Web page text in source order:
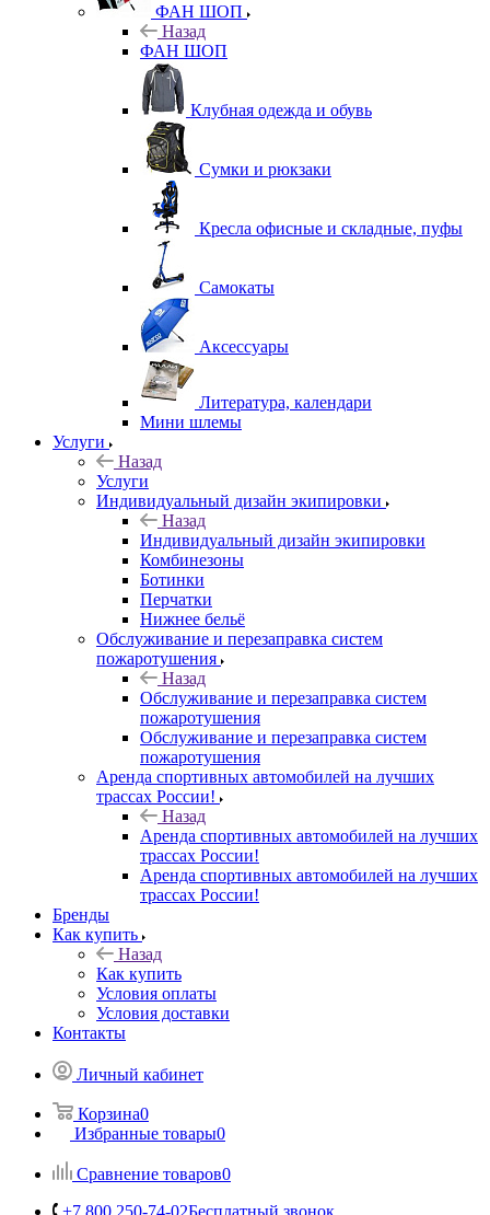
ФАН ШОП
Назад
ФАН ШОП
Клубная одежда и обувь
Сумки и рюкзаки
Кресла офисные и складные, пуфы
Самокаты
Аксессуары
Литература, календари
Мини шлемы
Услуги
Назад
Услуги
Индивидуальный дизайн экипировки
Назад
Индивидуальный дизайн экипировки
Комбинезоны
Ботинки
Перчатки
Нижнее бельё
Обслуживание и перезаправка систем
пожаротушения
Назад
Обслуживание и перезаправка систем
пожаротушения
Обслуживание и перезаправка систем
пожаротушения
Аренда спортивных автомобилей на лучших
трассах России!
Назад
Аренда спортивных автомобилей на лучших
трассах России!
Аренда спортивных автомобилей на лучших
трассах России!
Бренды
Как купить
Назад
Как купить
Условия оплаты
Условия доставки
Контакты
Личный кабинет
Корзина0
Избранные товары0
Сравнение товаров0
+7 800 250-74-02Бесплатный звонок